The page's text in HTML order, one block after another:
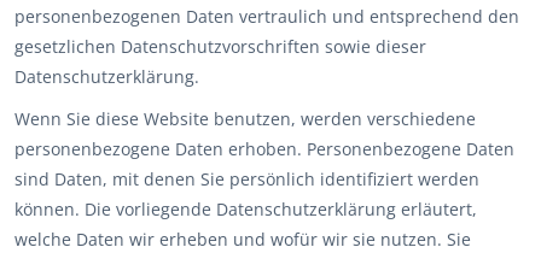
personenbezogenen Daten vertraulich und entsprechend den
gesetzlichen Datenschutzvorschriften sowie dieser
Datenschutzerklärung.
Wenn Sie diese Website benutzen, werden verschiedene
personenbezogene Daten erhoben. Personenbezogene Daten
sind Daten, mit denen Sie persönlich identifiziert werden
können. Die vorliegende Datenschutzerklärung erläutert,
welche Daten wir erheben und wofür wir sie nutzen. Sie